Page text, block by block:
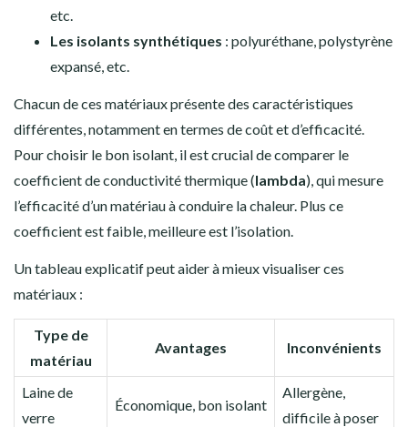
etc.
Les isolants synthétiques : polyuréthane, polystyrène
expansé, etc.
Chacun de ces matériaux présente des caractéristiques
différentes, notamment en termes de coût et d’efficacité.
Pour choisir le bon isolant, il est crucial de comparer le
coefficient de conductivité thermique (lambda), qui mesure
l’efficacité d’un matériau à conduire la chaleur. Plus ce
coefficient est faible, meilleure est l’isolation.
Un tableau explicatif peut aider à mieux visualiser ces
matériaux :
Type de
matériau
Avantages Inconvénients
Laine de
verre
Économique, bon isolant
Allergène,
difficile à poser